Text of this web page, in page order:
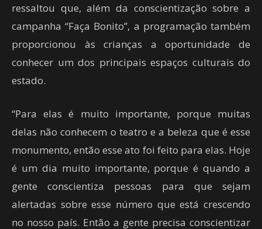
ressaltou que, além da conscientização sobre a
campanha “Faça Bonito”, a programação também
proporcionou às crianças a oportunidade de
conhecer um dos principais espaços culturais do
estado.
“Para elas é muito importante, porque muitas
delas não conhecem o teatro e a beleza que é esse
monumento, então esse ato foi feito para elas. Hoje
é um dia muito importante, porque é quando a
gente conscientiza pessoas para que sejam
alertadas sobre esse número que está crescendo
no nosso país. Então a gente precisa conscientizar